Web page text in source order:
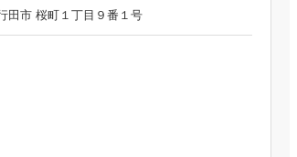
田市 桜町１丁目９番１号